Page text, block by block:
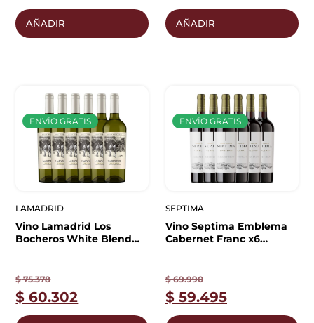
AÑADIR AÑADIR
ENVÍO GRATIS
LAMADRID
Vino Lamadrid Los
Bocheros White Blend
$75.378
$ 60.302
ENVÍO GRATIS
SEPTIMA
Vino Septima Emblema
Cabernet Franc x6
$69.990
$ 59.495